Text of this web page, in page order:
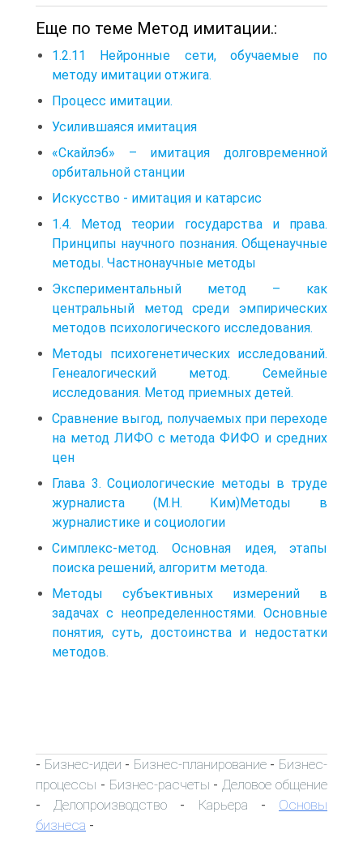
Еще по теме Метод имитации.:
1.2.11 Нейронные сети, обучаемые по
методу имитации отжига.
Процесс имитации.
Усилившаяся имитация
«Скайлэб» – имитация долговременной
орбитальной станции
Искусство - имитация и катарсис
1.4. Метод теории государства и права.
Принципы научного познания. Общенаучные
методы. Частнонаучные методы
Экспериментальный метод – как
центральный метод среди эмпирических
методов психологического исследования.
Методы психогенетических исследований.
Генеалогический метод. Семейные
исследования. Метод приемных детей.
Сравнение выгод, получаемых при переходе
на метод ЛИФО с метода ФИФО и средних
цен
Глава 3. Социологические методы в труде
журналиста (М.Н. Ким)Методы в
журналистике и социологии
Симплекс-метод. Основная идея, этапы
поиска решений, алгоритм метода.
Методы субъективных измерений в
задачах с неопределенностями. Основные
понятия, суть, достоинства и недостатки
методов.
- Бизнес-идеи - Бизнес-планирование- Бизнес-
процессы - Бизнес-расчеты - Деловое общение
- Делопроизводство - Карьера - Основы
бизнеса -